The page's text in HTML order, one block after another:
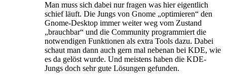
Man muss sich dabei nur fragen was hier eigentlich
schief läuft. Die Jungs von Gnome „optimieren“ den
Gnome-Desktop immer weiter weg vom Zustand
„brauchbar“ und die Community programmiert die
notwendigen Funktionen als extra Tools dazu. Dabei
schaut man dann auch gern mal nebenan bei KDE, wie
es da gelöst wurde. Und meistens haben die KDE-
Jungs doch sehr gute Lösungen gefunden.